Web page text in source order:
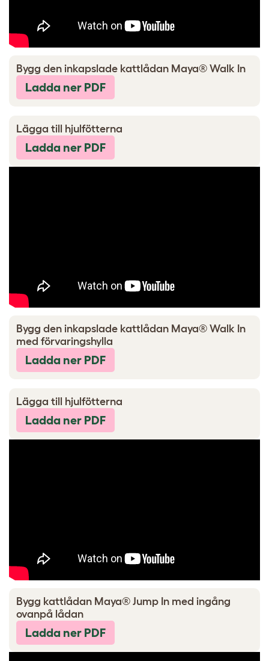
Bygg den inkapslade kattlådan Maya® Walk In
Ladda ner PDF
Lägga till hjulfötterna
Ladda ner PDF
Bygg den inkapslade kattlådan Maya® Walk In
med förvaringshylla
Ladda ner PDF
Lägga till hjulfötterna
Ladda ner PDF
Bygg kattlådan Maya® Jump In med ingång
ovanpå lådan
Ladda ner PDF